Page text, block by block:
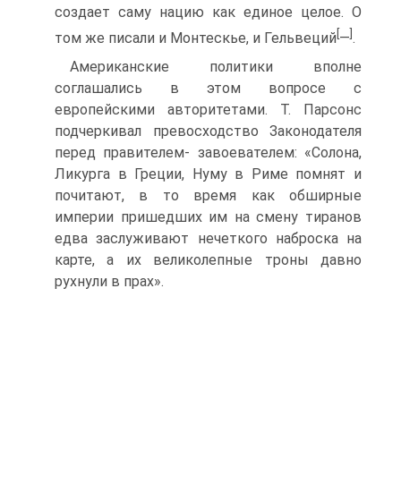
создает саму нацию как единое целое. О
том же писали и Монтескье, и Гельвеций [—].
Американские политики вполне
соглашались в этом вопросе с
европейскими авторитетами. Т. Парсонс
подчеркивал превосходство Законодателя
перед правителем- завоевателем: «Солона,
Ликурга в Греции, Нуму в Риме помнят и
почитают, в то время как обширные
империи пришедших им на смену тиранов
едва заслуживают нечеткого наброска на
карте, а их великолепные троны давно
рухнули в прах».